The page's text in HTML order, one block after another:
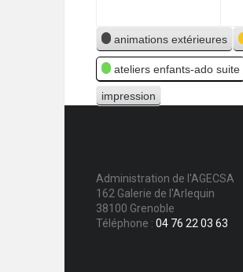
Catégories
animations extérieures
ateliers enfants-ado suite
Vue
impression
Administration de l'AGECSA
162 Galerie de l'Arlequin
38100 Grenoble
Téléphone : 04 76 22 03 63